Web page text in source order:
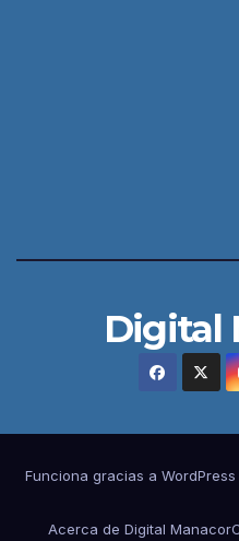
Digital
Funciona gracias a WordPress
Acerca de Digital Manacor